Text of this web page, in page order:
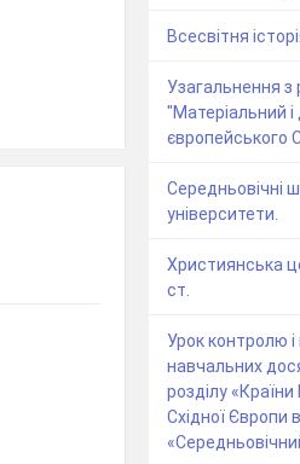
Всесвітня
Узагальнення з
"Матеріальний і
європейського
Середньовічні
університети.
Християнська
ст.
Урок контролю і
навчальних
розділу
Східної Європи